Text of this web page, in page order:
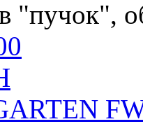
"пучок",